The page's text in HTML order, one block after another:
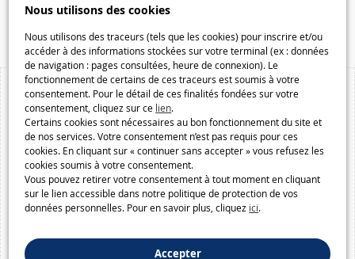
Nous utilisons des cookies
Nous utilisons des traceurs (tels que les cookies) pour inscrire et/ou
accéder à des informations stockées sur votre terminal (ex : données
de navigation : pages consultées, heure de connexion). Le
fonctionnement de certains de ces traceurs est soumis à votre
consentement. Pour le détail de ces finalités fondées sur votre
consentement, cliquez sur ce lien.
Certains cookies sont nécessaires au bon fonctionnement du site et
de nos services. Votre consentement n’est pas requis pour ces
cookies. En cliquant sur « continuer sans accepter » vous refusez les
cookies soumis à votre consentement.
Vous pouvez retirer votre consentement à tout moment en cliquant
sur le lien accessible dans notre politique de protection de vos
données personnelles. Pour en savoir plus, cliquez ici.
Accepter